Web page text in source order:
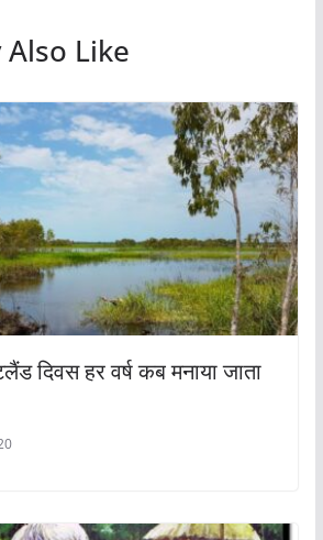
Like
दिवस हर वर्ष कब मनाया जाता